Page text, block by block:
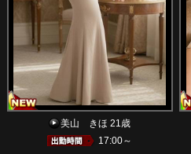
美山 きほ 21歳
17:00～